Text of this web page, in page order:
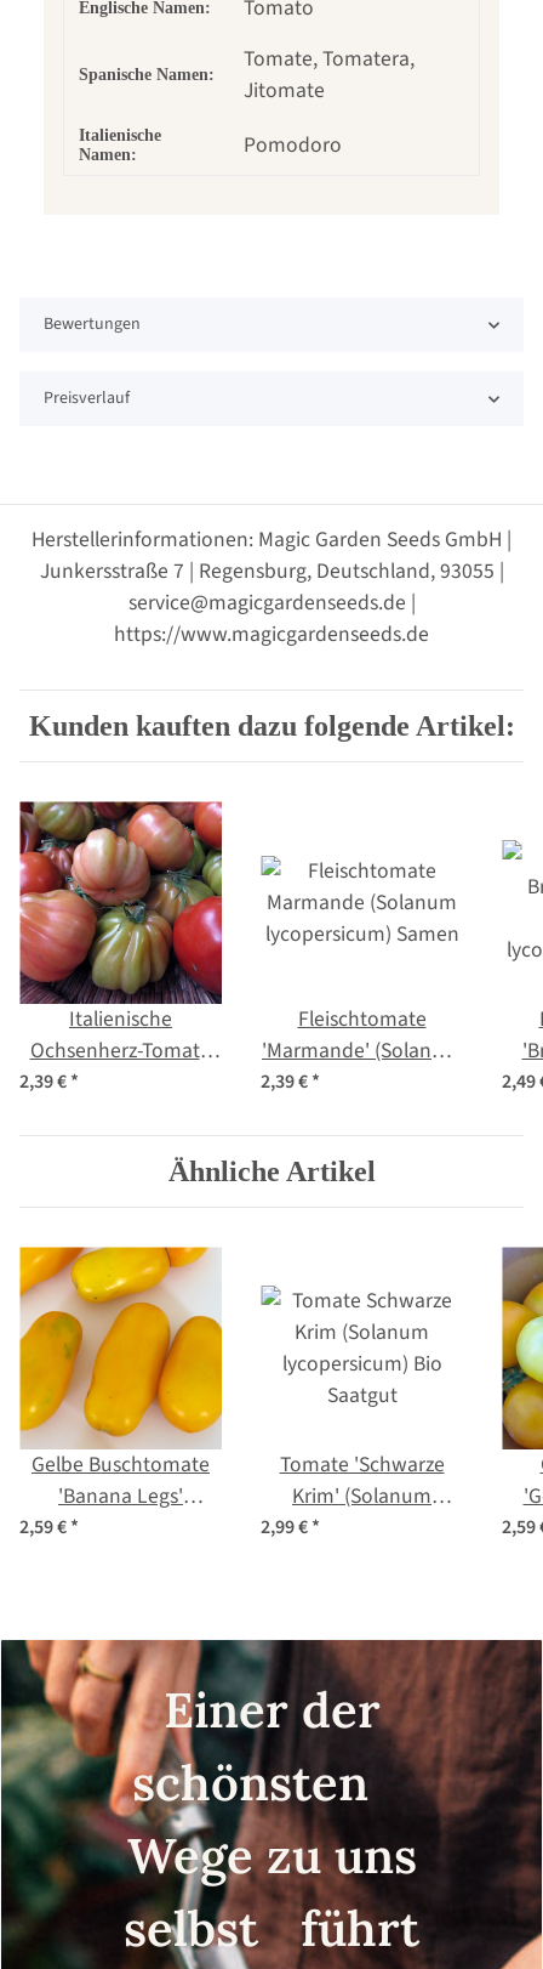
Englische Namen: Tomato
Spanische Namen:
Tomate, Tomatera,
Jitomate
Italienische
Namen:
Pomodoro
Bewertungen
Preisverlauf
Herstellerinformationen: Magic Garden Seeds GmbH |
Junkersstraße 7 | Regensburg, Deutschland, 93055 |
service@magicgardenseeds.de |
https://www.magicgardenseeds.de
Kunden kauften dazu folgende Artikel:
Italienische
Ochsenherz-Tomate
'Cuore di bue'
lycopersicum) Samen
2,39 €*
Fleischtomate
'Marmande' (Solanum
lycopersicum) Samen
2,39 €* 2,49
Ähnliche Artikel
Gelbe Buschtomate
'Banana Legs'
(Solanum
2,59 €*
Tomate 'Schwarze
Krim' (Solanum
lycopersicum) Bio
2,99 €* 2,59
Einer der
schönsten
Wege zu uns
selbst führt